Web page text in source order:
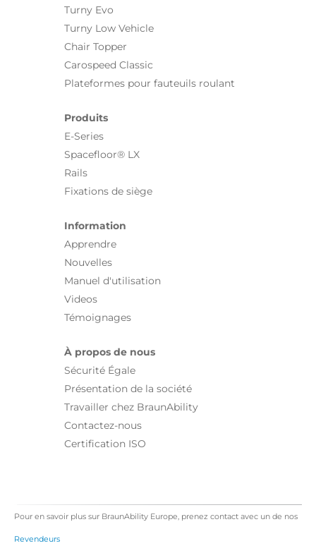
Turny Evo
Turny Low Vehicle
Chair Topper
Carospeed Classic
Plateformes pour fauteuils roulant
Produits
E-Series
Spacefloor® LX
Rails
Fixations de siège
Information
Apprendre
Nouvelles
Manuel d'utilisation
Videos
Témoignages
À propos de nous
Sécurité Égale
Présentation de la société
Travailler chez BraunAbility
Contactez-nous
Certification ISO
Pour en savoir plus sur BraunAbility Europe, prenez contact avec un de nos
Revendeurs